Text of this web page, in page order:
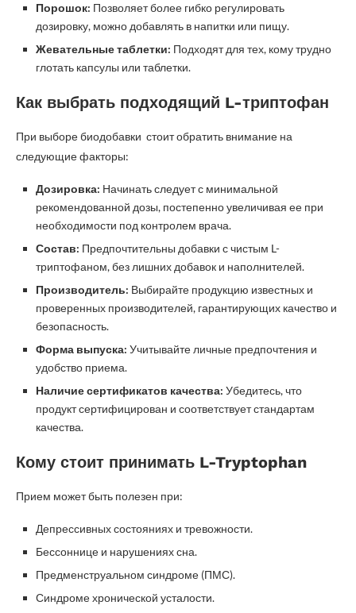
Порошок: Позволяет более гибко регулировать
дозировку, можно добавлять в напитки или пищу.
Жевательные таблетки: Подходят для тех, кому трудно
глотать капсулы или таблетки.
Как выбрать подходящий L-триптофан
При выборе биодобавки стоит обратить внимание на
следующие факторы:
Дозировка: Начинать следует с минимальной
рекомендованной дозы, постепенно увеличивая ее при
необходимости под контролем врача.
Состав: Предпочтительны добавки с чистым L-
триптофаном, без лишних добавок и наполнителей.
Производитель: Выбирайте продукцию известных и
проверенных производителей, гарантирующих качество и
безопасность.
Форма выпуска: Учитывайте личные предпочтения и
удобство приема.
Наличие сертификатов качества: Убедитесь, что
продукт сертифицирован и соответствует стандартам
качества.
Кому стоит принимать L-Tryptophan
Прием может быть полезен при:
Депрессивных состояниях и тревожности.
Бессоннице и нарушениях сна.
Предменструальном синдроме (ПМС).
Синдроме хронической усталости.